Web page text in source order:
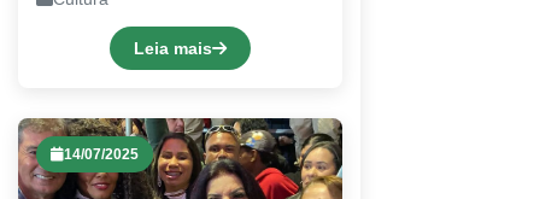
Leia mais
14/07/2025